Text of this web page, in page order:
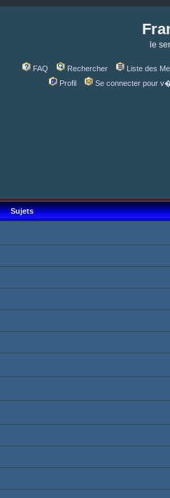
le
FAQ Rechercher Liste des
Profil
Se connecter pour
Sujets